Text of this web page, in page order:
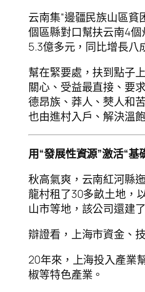
云南集“邊疆民族山區
個區縣對口幫扶云南4
5.3億多元，同比增長八
幫在緊要處，扶到點子
關心、受益最直接、要
德昂族、莽人、僰人和
也由進村入戶、解決溫
用“發展性資源”激活“基
秋高氣爽，云南紅河縣
龍村租了30多畝土地，
山市等地，該公司還建
辯證看，上海市資金、
20年來，上海投入產業
椒等特色產業。